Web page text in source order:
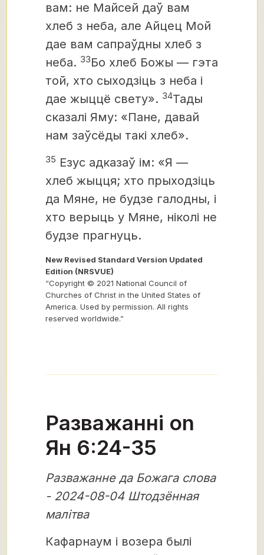
вам: не Майсей даў вам
хлеб з неба, але Айцец Мой
дае вам сапраўдны хлеб з
неба. 33Бо хлеб Божы — гэта
той, хто сыходзіць з неба і
дае жыццё свету». 34Тады
сказалі Яму: «Пане, давай
нам заўсёды такі хлеб».
35 Езус адказаў ім: «Я —
хлеб жыцця; хто прыходзіць
да Мяне, не будзе галодны, і
хто верыць у Мяне, ніколі не
будзе прагнуць.
New Revised Standard Version Updated
Edition (NRSVUE)
“Copyright © 2021 National Council of
Churches of Christ in the United States of
America. Used by permission. All rights
reserved worldwide.”
Разважанні on
Ян 6:24-35
Разважанне да Божага слова
- 2024-08-04 Штодзённая
малітва
Кафарнаум і возера былі